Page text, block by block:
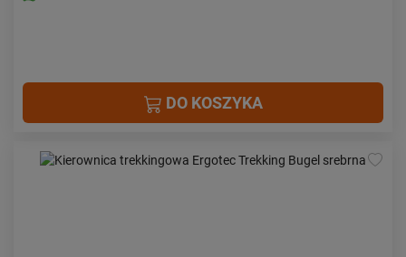
DO KOSZYKA